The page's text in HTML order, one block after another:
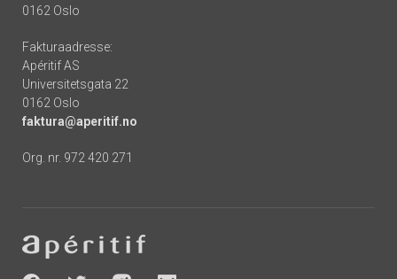
0162 Oslo
Fakturaadresse:
Apéritif AS
Universitetsgata 22
0162 Oslo
faktura@aperitif.no
Org. nr. 972 420 271
-